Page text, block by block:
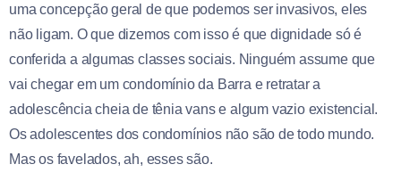
uma concepção geral de que podemos ser invasivos, eles
não ligam. O que dizemos com isso é que dignidade só é
conferida a algumas classes sociais. Ninguém assume que
vai chegar em um condomínio da Barra e retratar a
adolescência cheia de tênia vans e algum vazio existencial.
Os adolescentes dos condomínios não são de todo mundo.
Mas os favelados, ah, esses são.